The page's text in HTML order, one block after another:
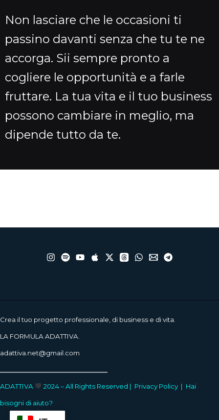
Non lasciare che le occasioni ti
passino davanti senza che tu te ne
accorga. Sii sempre pronto a
cogliere le opportunità e a farle
fruttare. La tua vita e il tuo business
possono cambiare in meglio, ma
dipende tutto da te.
Crea il tuo progetto professionale, di business e di vita.
LA FORMULA ADATTIVA.
adattiva.net@gmail.com
ADATTIVA 2024 – All Rights Reserved | Privacy Policy | Hai
bisogni di aiuto?